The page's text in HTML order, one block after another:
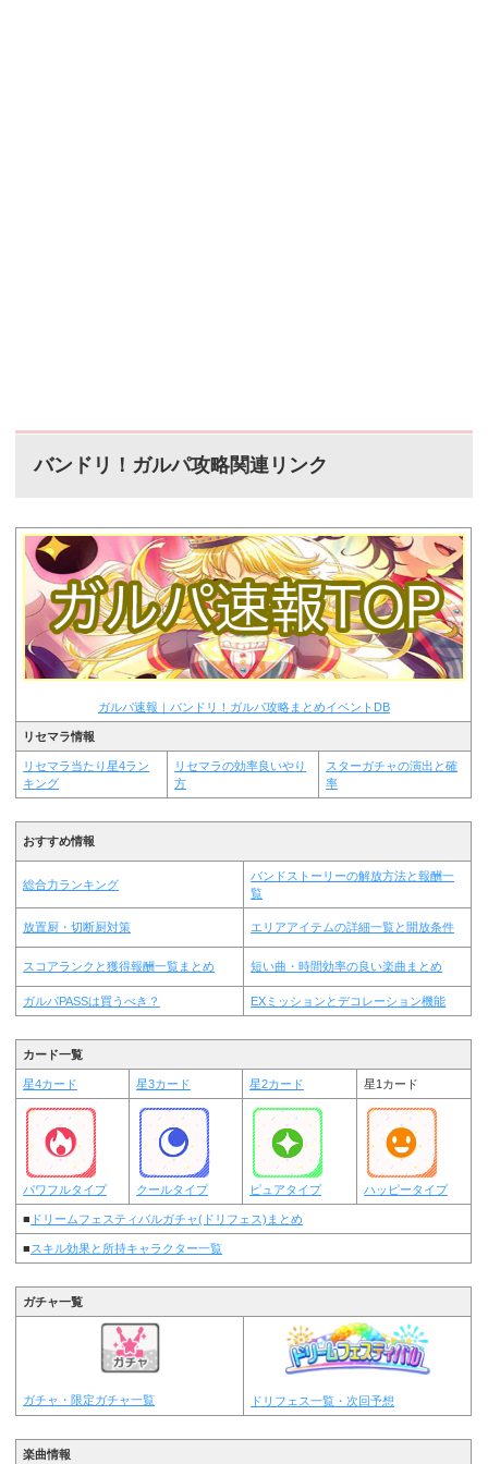
バンドリ！ガルパ攻略関連リンク
ガルパ速報｜バンドリ！ガルパ攻略まとめイベントDB
リセマラ情報
リセマラ当たり星4ラン
キング
リセマラの効率良いやり
方
スターガチャの演出と確
率
おすすめ情報
総合力ランキング
バンドストーリーの解放方法と報酬一
覧
放置厨・切断厨対策 エリアアイテムの詳細一覧と開放条件
スコアランクと獲得報酬一覧まとめ 短い曲・時間効率の良い楽曲まとめ
ガルパPASSは買うべき？ EXミッションとデコレーション機能
カード一覧
星4カード 星3カード 星2カード 星1カード
パワフルタイプ クールタイプ ピュアタイプ ハッピータイプ
■ ドリームフェスティバルガチャ(ドリフェス)まとめ
■スキル効果と所持キャラクター一覧
ガチャ一覧
ガチャ・限定ガチャ一覧 ドリフェス一覧・次回予想
楽曲情報